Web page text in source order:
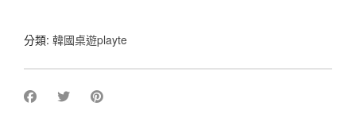
分類: 韓國桌遊playte